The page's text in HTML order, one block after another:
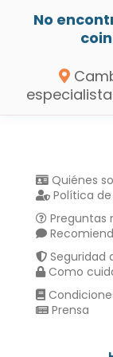
No
Quiénes
Política
Preguntas
Seguridad
Como
Prensa